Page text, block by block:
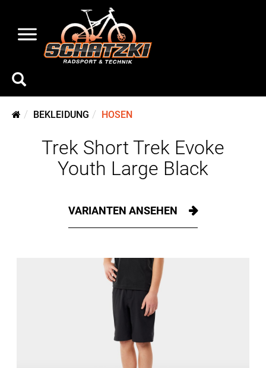
BEKLEIDUNG HOSEN
Trek Short Trek Evoke
Youth Large Black
VARIANTEN ANSEHEN